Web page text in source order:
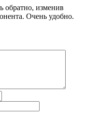
обратно, изменив
Очень удобно.